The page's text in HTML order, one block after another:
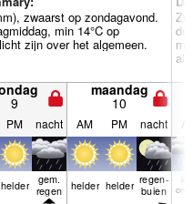
zwaarst op zondagavond.
min 14°C op
zijn over het algemeen.
9
maandag
10
PM nacht AM PM nacht
helder gem.
regen helder helder regen­
buien